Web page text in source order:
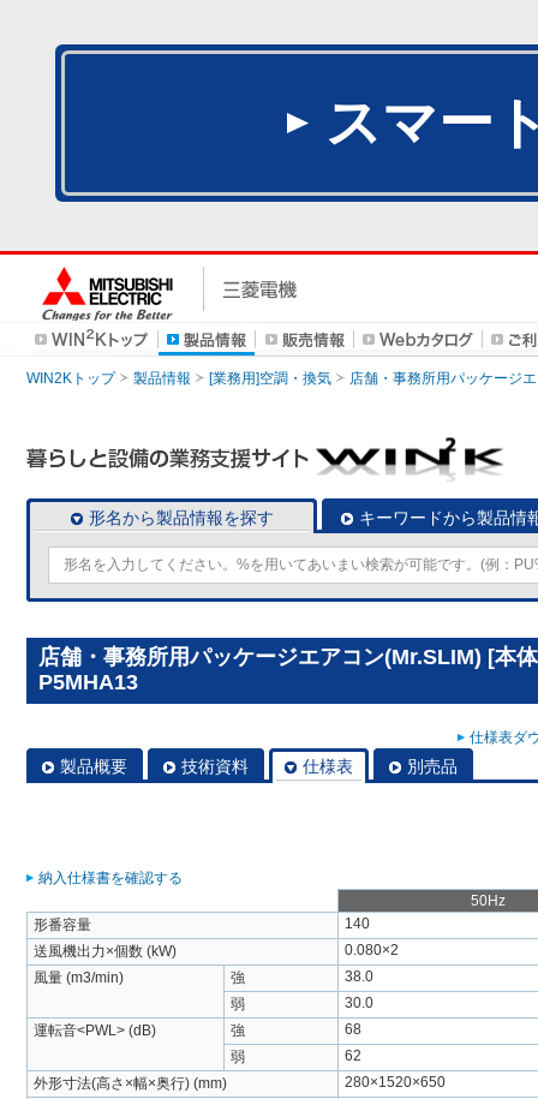
スマー
WIN2Kトップ 製品情報 [業務用]空調・換気 店舗・事務所用パッケージ
形名から製品情報を探す キーワードから製品情
店舗・事務所用パッケージエアコン(Mr.SLIM) [本
P5MHA13
仕様表ダ
製品概要 技術資料 仕様表 別売品
納入仕様書を確認する
50Hz
形番容量
140
送風機出力×個数 (kW)
0.080×2
風量 (m3/min)
強
38.0
弱
30.0
運転音<PWL> (dB)
強
68
弱
62
外形寸法(高さ×幅×奥行) (mm)
280×1520×650